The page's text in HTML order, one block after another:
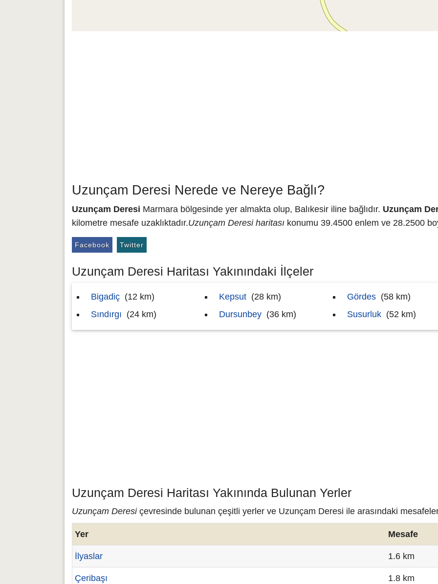
Uzunçam Deresi Nerede ve Nereye Bağlı?
Uzunçam Deresi Marmara bölgesinde yer almakta olup, Balıkesir iline bağlıdır. Uzunçam
kilometre mesafe uzaklıktadır.Uzunçam Deresi haritası konumu 39.4500 enlem ve 28.2500
Facebook Twitter
Uzunçam Deresi Haritası Yakınındaki İlçeler
Bigadiç (12 km)
Sındırgı (24 km)
Kepsut (28 km)
Dursunbey (36 km)
Gördes (58 km)
Susurluk (52 km)
Uzunçam Deresi Haritası Yakınında Bulunan Yerler
Uzunçam Deresiçevresinde bulunan çeşitli yerler ve Uzunçam Deresi ile arasındaki
Yer Mesafe
İlyaslar 1.6 km
Çeribaşı 1.8 km